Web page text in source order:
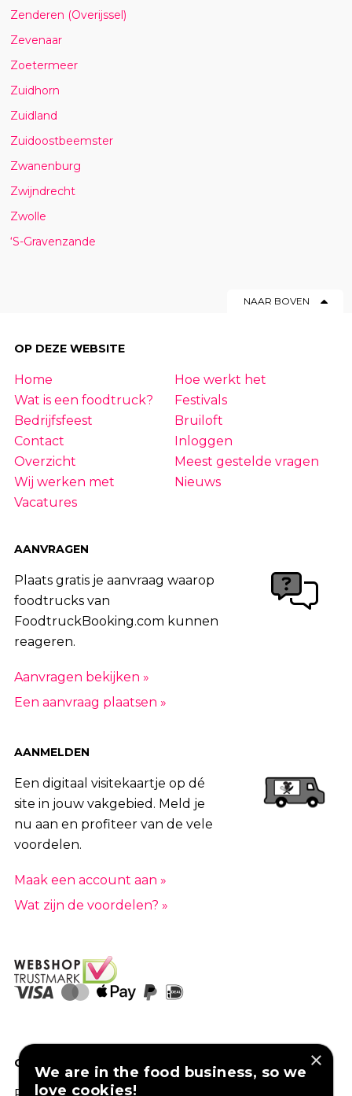
Zenderen (Overijssel)
Zevenaar
Zoetermeer
Zuidhorn
Zuidland
Zuidoostbeemster
Zwanenburg
Zwijndrecht
Zwolle
‘S-Gravenzande
NAAR BOVEN
OP DEZE WEBSITE
Home
Hoe werkt het
Wat is een foodtruck?
Festivals
Bedrijfsfeest
Bruiloft
Contact
Inloggen
Overzicht
Meest gestelde vragen
Wij werken met
Nieuws
Vacatures
AANVRAGEN
Plaats gratis je aanvraag waarop
foodtrucks van
FoodtruckBooking.com kunnen
reageren.
Aanvragen bekijken »
Een aanvraag plaatsen »
AANMELDEN
Een digitaal visitekaartje op dé
site in jouw vakgebied. Meld je
nu aan en profiteer van de vele
voordelen.
Maak een account aan »
Wat zijn de voordelen? »
GOED VERZEKERD ONDERNEMEN? ×
We are in the food business, so we
love cookies!